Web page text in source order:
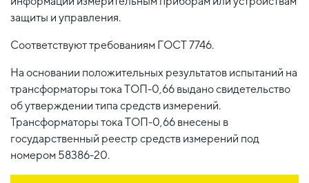
защиты и управления.
Соответствуют требованиям ГОСТ 7746.
На основании положительных результатов испытаний на
трансформаторы тока ТОП-0,66 выдано свидетельство
об утверждении типа средств измерений.
Трансформаторы тока ТОП-0,66 внесены в
государственный реестр средств измерений под
номером 58386-20.